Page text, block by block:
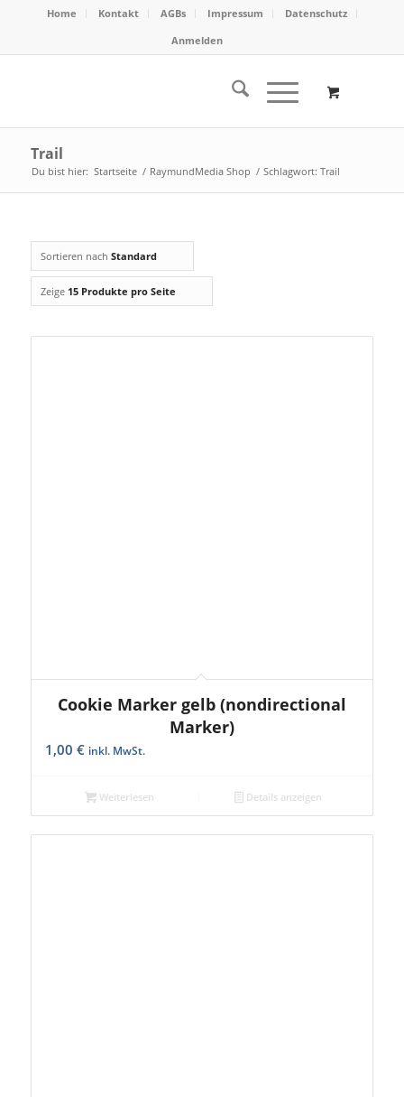
Home Kontakt AGBs Impressum
Datenschutz
Anmelden
Trail
Du bist hier: Startseite / RaymundMedia Shop / Schlagwort: Trail
Sortieren nach Standard
Zeige 15 Produkte pro Seite
Cookie Marker gelb (nondirectional
Marker)
1,00 € inkl. MwSt.
Weiterlesen Details anzeigen